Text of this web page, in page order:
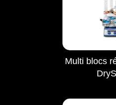
Multi blocs